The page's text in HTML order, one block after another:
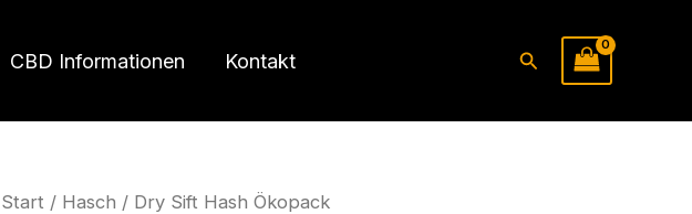
CBD Informationen Kontakt Suchen
Start / Hasch / Dry Sift Hash Ökopack